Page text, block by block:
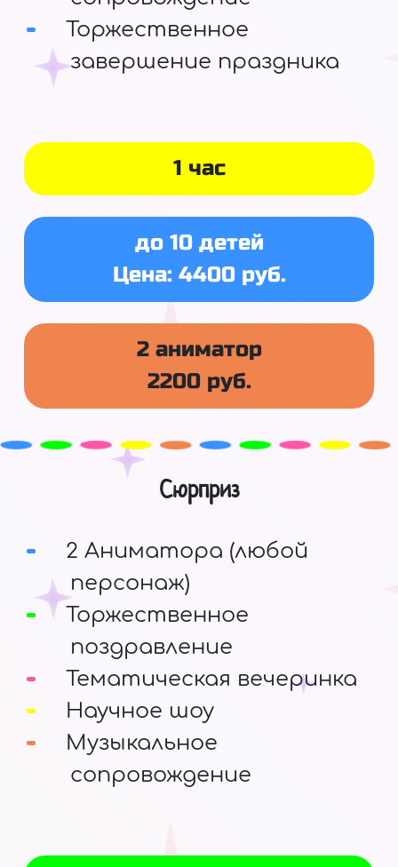
1 час
до 10 детей
Цена: 4400 руб.
2 аниматор
2200 руб.
Торжественное
завершение праздника
Сюрприз
2 Аниматора (любой
персонаж)
Торжественное
поздравление
Тематическая вечеринка
Научное шоу
Музыкальное
сопровождение